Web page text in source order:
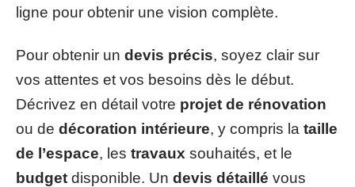
ligne pour obtenir une vision complète.
Pour obtenir un devis précis, soyez clair sur
vos attentes et vos besoins dès le début.
Décrivez en détail votre projet de rénovation
ou de décoration intérieure, y compris la taille
de l’espace, les travaux souhaités, et le
budget disponible. Un devis détaillé vous